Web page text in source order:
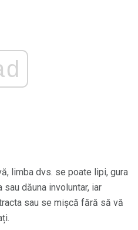
limba dvs. se poate lipi, gura
dăuna involuntar, iar
sau se mișcă fără să vă